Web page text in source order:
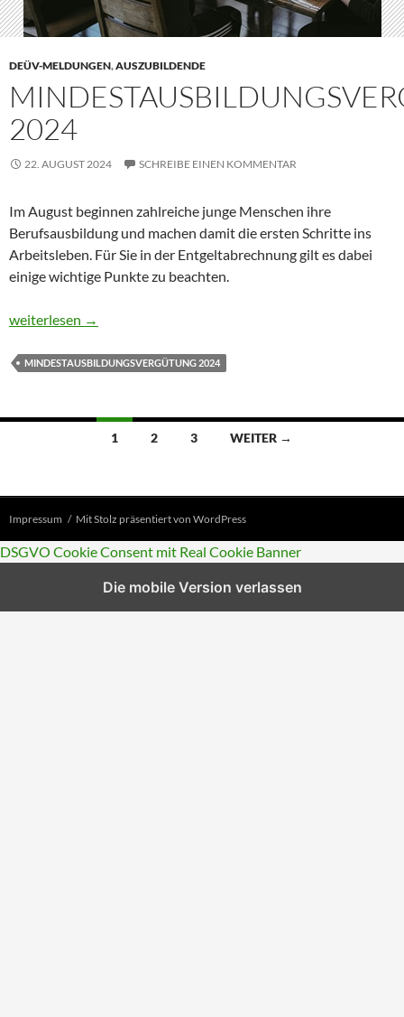
DEÜV-MELDUNGEN,AUSZUBILDENDE
2024
22. AUGUST 2024 SCHREIBE EINEN KOMMENTAR
Im August beginnen zahlreiche junge Menschen ihre
Berufsausbildung und machen damit die ersten Schritte ins
Arbeitsleben. Für Sie in der Entgeltabrechnung gilt es dabei
einige wichtige Punkte zu beachten.
Mindestausbildungsvergütung 2024
weiterlesen →
MINDESTAUSBILDUNGSVERGÜTUNG 2024
Beitragsnavigation
1 2 3 WEITER →
Impressum Mit Stolz präsentiert von WordPress
DSGVO Cookie Consent mit Real Cookie Banner
Die mobile Version verlassen